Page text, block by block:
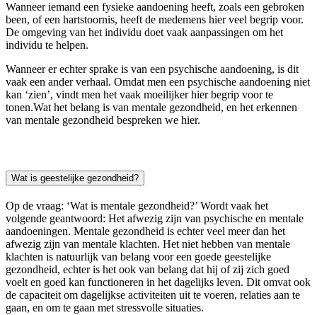
Wanneer iemand een fysieke aandoening heeft, zoals een gebroken
been, of een hartstoornis, heeft de medemens hier veel begrip voor.
De omgeving van het individu doet vaak aanpassingen om het
individu te helpen.
Wanneer er echter sprake is van een psychische aandoening, is dit
vaak een ander verhaal. Omdat men een psychische aandoening niet
kan ‘zien’, vindt men het vaak moeilijker hier begrip voor te
tonen.Wat het belang is van mentale gezondheid, en het erkennen
van mentale gezondheid bespreken we hier.
Wat is geestelijke gezondheid?
Op de vraag: ‘Wat is mentale gezondheid?’ Wordt vaak het
volgende geantwoord: Het afwezig zijn van psychische en mentale
aandoeningen. Mentale gezondheid is echter veel meer dan het
afwezig zijn van mentale klachten. Het niet hebben van mentale
klachten is natuurlijk van belang voor een goede geestelijke
gezondheid, echter is het ook van belang dat hij of zij zich goed
voelt en goed kan functioneren in het dagelijks leven. Dit omvat ook
de capaciteit om dagelijkse activiteiten uit te voeren, relaties aan te
gaan, en om te gaan met stressvolle situaties.